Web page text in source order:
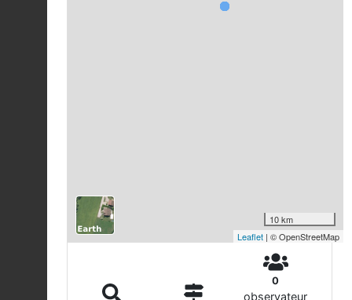
10 km
Leaflet | © OpenStreetMap
0
observateur